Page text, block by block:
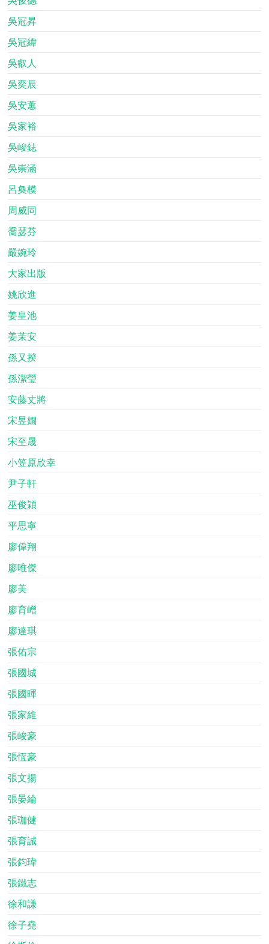
吳冠昇
吳冠緯
吳叡人
吳奕辰
吳安蕙
吳家裕
吳峻鋕
吳崇涵
呂奐模
周威同
喬瑟芬
嚴婉玲
大家出版
姚欣進
姜皇池
姜茉安
孫又揆
孫潔瑩
安藤丈將
宋昱嫺
宋至晟
小笠原欣幸
尹子軒
巫俊穎
平思寧
廖偉翔
廖唯傑
廖美
廖育嶒
廖達琪
張佑宗
張國城
張國暉
張家維
張峻豪
張恆豪
張文揚
張晏綸
張珈健
張育誠
張鈞瑋
張鐵志
徐和謙
徐子堯